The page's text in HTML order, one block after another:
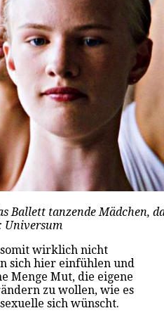
Ballett tanzende Mädchen,
Universum
wirklich nicht
sich hier einfühlen und
Menge Mut, die eigene
zu wollen, wie es
sich wünscht.